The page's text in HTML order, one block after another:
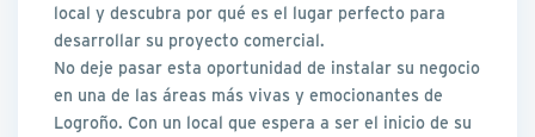
local y descubra por qué es el lugar perfecto para
desarrollar su proyecto comercial.
No deje pasar esta oportunidad de instalar su negocio
en una de las áreas más vivas y emocionantes de
Logroño. Con un local que espera a ser el inicio de su